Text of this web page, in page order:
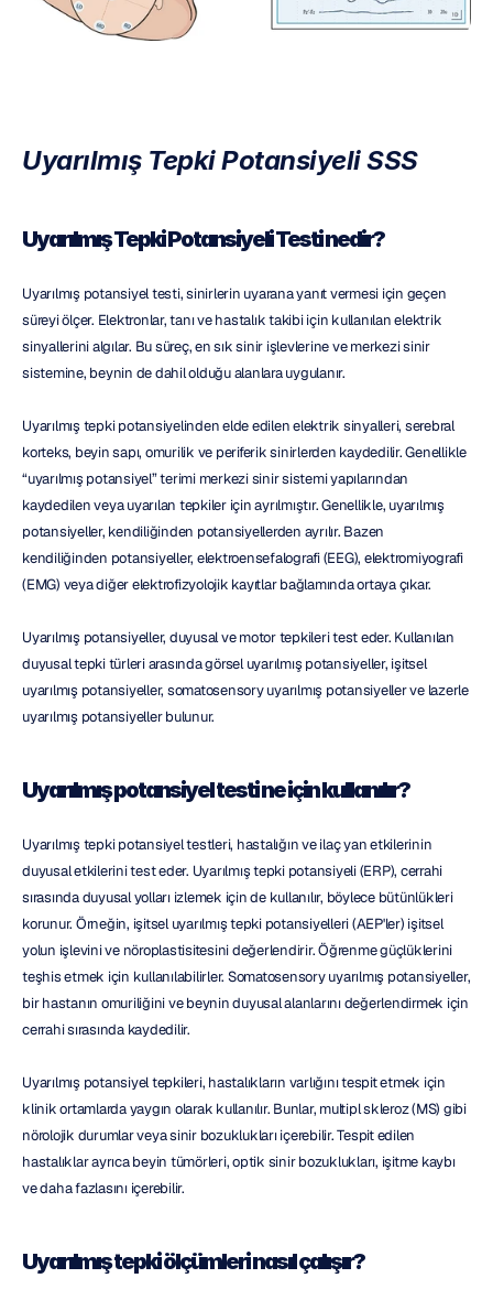
Uyarılmış Tepki Potansiyeli SSS
Uyarılmış Tepki Potansiyeli Testi nedir?
Uyarılmış potansiyel testi, sinirlerin uyarana yanıt vermesi için geçen
süreyi ölçer. Elektronlar, tanı ve hastalık takibi için kullanılan elektrik
sinyallerini algılar. Bu süreç, en sık sinir işlevlerine ve merkezi sinir
sistemine, beynin de dahil olduğu alanlara uygulanır.
Uyarılmış tepki potansiyelinden elde edilen elektrik sinyalleri, serebral
korteks, beyin sapı, omurilik ve periferik sinirlerden kaydedilir. Genellikle
“uyarılmış potansiyel” terimi merkezi sinir sistemi yapılarından
kaydedilen veya uyarılan tepkiler için ayrılmıştır. Genellikle, uyarılmış
potansiyeller, kendiliğinden potansiyellerden ayrılır. Bazen
kendiliğinden potansiyeller, elektroensefalografi (EEG), elektromiyografi
(EMG) veya diğer elektrofizyolojik kayıtlar bağlamında ortaya çıkar.
Uyarılmış potansiyeller, duyusal ve motor tepkileri test eder. Kullanılan
duyusal tepki türleri arasında görsel uyarılmış potansiyeller, işitsel
uyarılmış potansiyeller, somatosensory uyarılmış potansiyeller ve lazerle
uyarılmış potansiyeller bulunur.
Uyarılmış potansiyel testi ne için kullanılır?
Uyarılmış tepki potansiyel testleri, hastalığın ve ilaç yan etkilerinin
duyusal etkilerini test eder. Uyarılmış tepki potansiyeli (ERP), cerrahi
sırasında duyusal yolları izlemek için de kullanılır, böylece bütünlükleri
korunur. Örneğin, işitsel uyarılmış tepki potansiyelleri (AEP'ler) işitsel
yolun işlevini ve nöroplastisitesini değerlendirir. Öğrenme güçlüklerini
teşhis etmek için kullanılabilirler. Somatosensory uyarılmış potansiyeller,
bir hastanın omuriliğini ve beynin duyusal alanlarını değerlendirmek için
cerrahi sırasında kaydedilir.
Uyarılmış potansiyel tepkileri, hastalıkların varlığını tespit etmek için
klinik ortamlarda yaygın olarak kullanılır. Bunlar, multipl skleroz (MS) gibi
nörolojik durumlar veya sinir bozuklukları içerebilir. Tespit edilen
hastalıklar ayrıca beyin tümörleri, optik sinir bozuklukları, işitme kaybı
ve daha fazlasını içerebilir.
Uyarılmış tepki ölçümleri nasıl çalışır?